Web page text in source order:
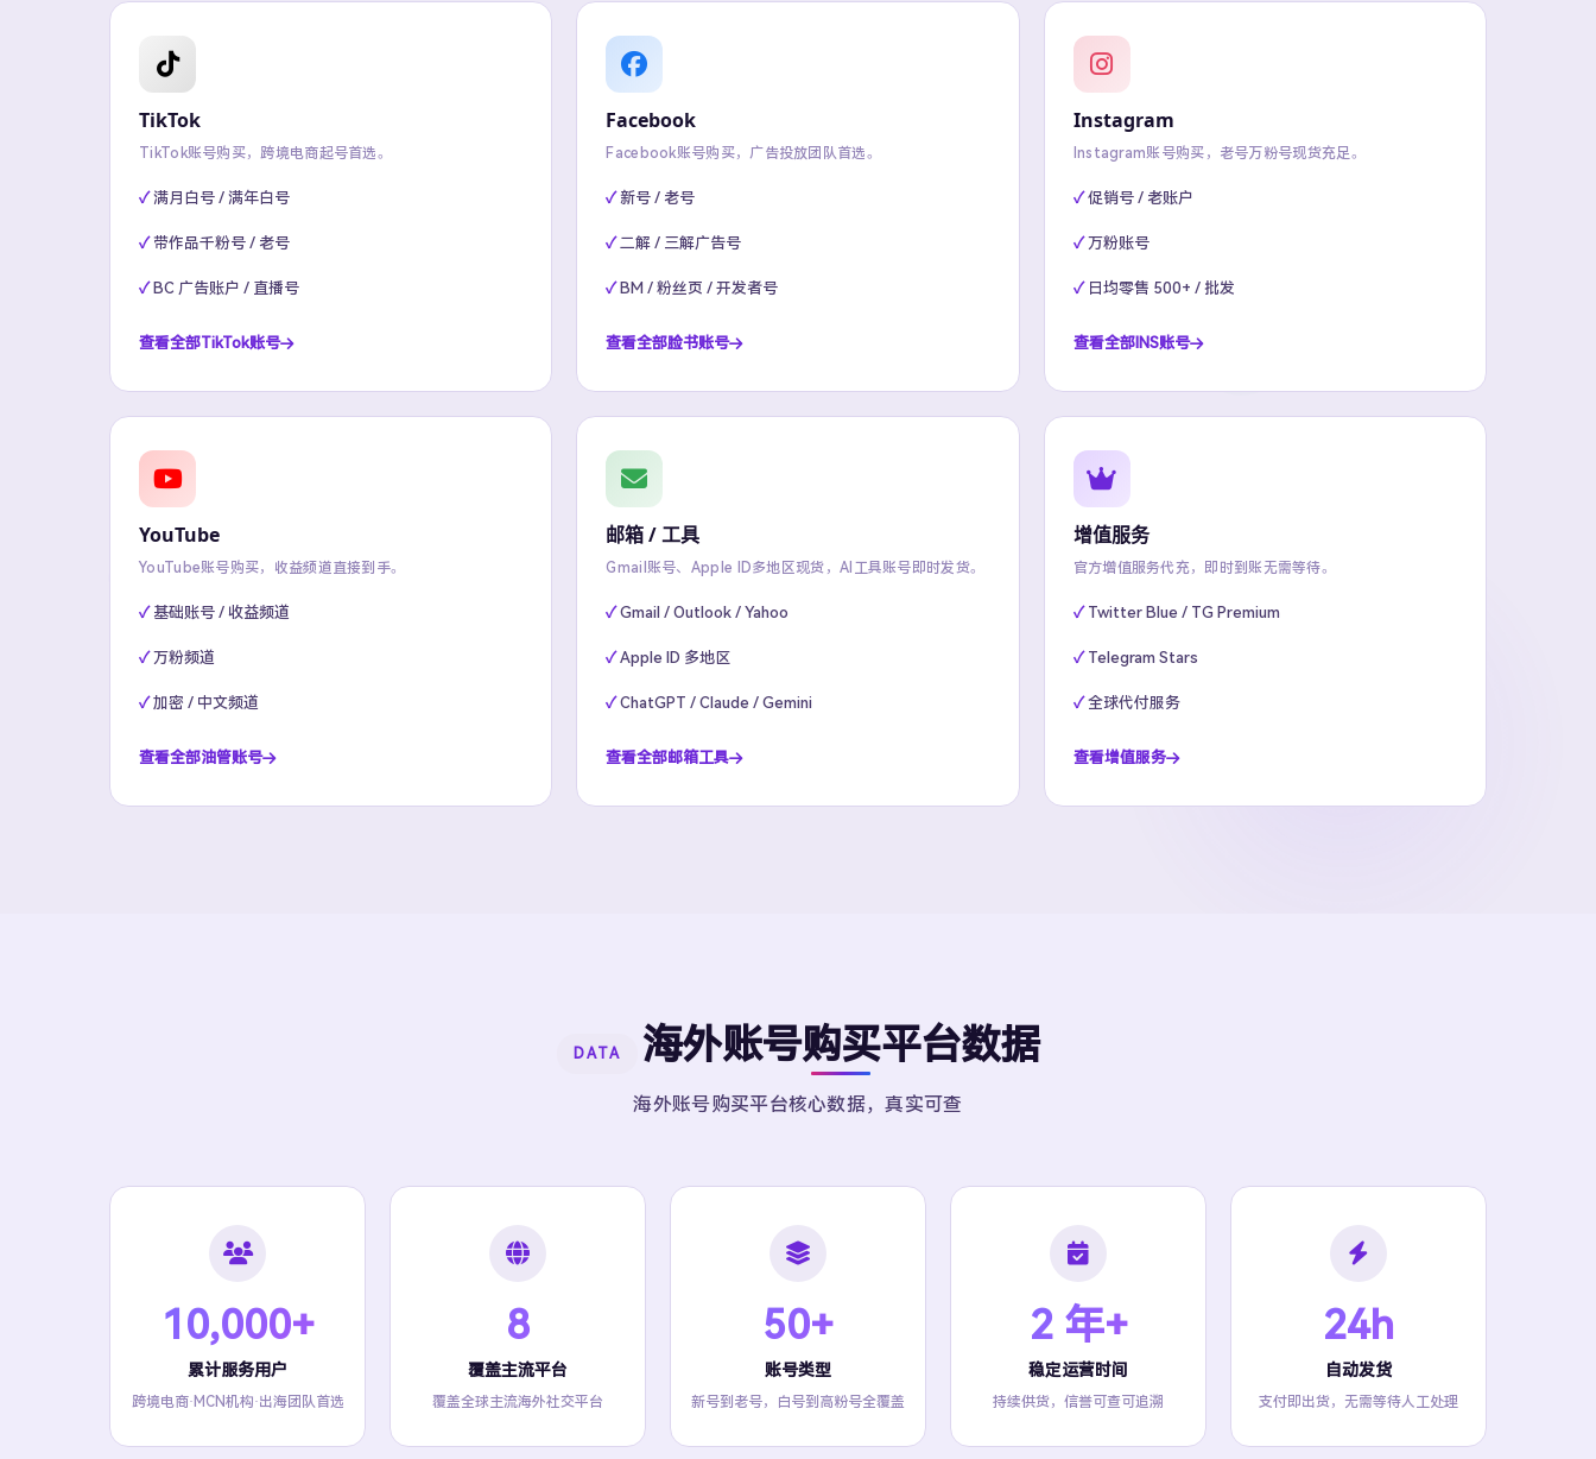
TikTok
TikTok账号购买，跨境电商起号首选。
满月白号 / 满年白号
带作品千粉号 / 老号
BC 广告账户 / 直播号
查看全部TikTok账号
Facebook
Facebook账号购买，广告投放团队首选。
新号 / 老号
二解 / 三解广告号
BM / 粉丝页 / 开发者号
查看全部脸书账号
Instagram
Instagram账号购买，老号万粉号现货充足。
促销号 / 老账户
万粉账号
日均零售 500+ / 批发
查看全部INS账号
YouTube
YouTube账号购买，收益频道直接到手。
基础账号 / 收益频道
万粉频道
加密 / 中文频道
查看全部油管账号
邮箱 / 工具
Gmail账号、Apple ID多地区现货，AI工具账号即时发货。
Gmail / Outlook / Yahoo
Apple ID 多地区
ChatGPT / Claude / Gemini
查看全部邮箱工具
增值服务
官方增值服务代充，即时到账无需等待。
Twitter Blue / TG Premium
Telegram Stars
全球代付服务
查看增值服务
DATA 海外账号购买平台数据
海外账号购买平台核心数据，真实可查
10,000+
累计服务用户
跨境电商·MCN机构·出海团队首选
8
覆盖主流平台
覆盖全球主流海外社交平台
50+
账号类型
新号到老号，白号到高粉号全覆盖
2 年+
稳定运营时间
持续供货，信誉可查可追溯
24h
自动发货
支付即出货，无需等待人工处理